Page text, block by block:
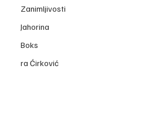
Zanimljivosti
Jahorina
Boks
ra Ćirković